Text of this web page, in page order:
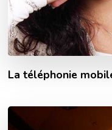
La téléphonie